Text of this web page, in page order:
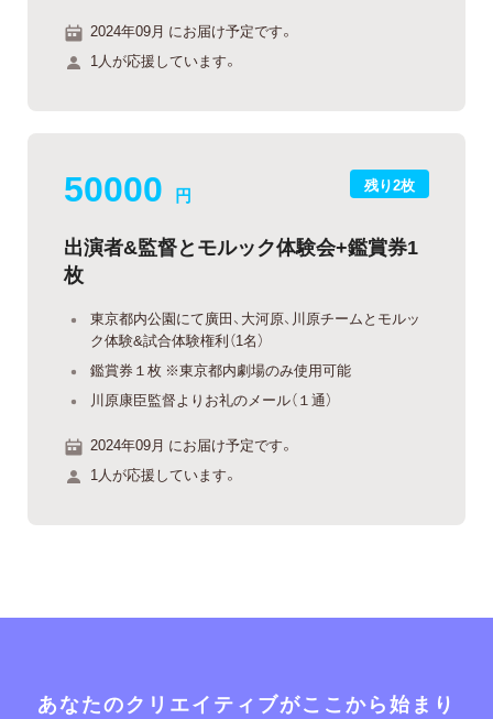
2024年09月 にお届け予定です。
1人が応援しています。
残り2枚
50000 円
出演者&監督とモルック体験会+鑑賞券1
枚
東京都内公園にて廣田、大河原、川原チームとモルッ
ク体験&試合体験権利（1名）
鑑賞券１枚 ※東京都内劇場のみ使用可能
川原康臣監督よりお礼のメール（１通）
2024年09月 にお届け予定です。
1人が応援しています。
あなたのクリエイティブがここから始まり